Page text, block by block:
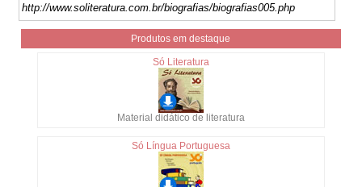
http://www.soliteratura.com.br/biografias/biografias005.php
Produtos em destaque
Só Literatura
Material didático de literatura
Só Língua Portuguesa